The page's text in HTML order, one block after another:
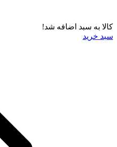
کالا به سبد اضافه شد!
سبد خرید